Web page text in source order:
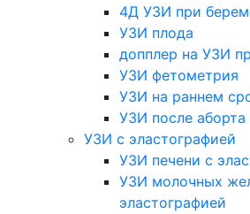
4Д УЗИ при
УЗИ плода
допплер на УЗИ
УЗИ фетометрия
УЗИ на раннем
УЗИ после аборта
УЗИ с эластографией
УЗИ печени с
УЗИ молочных
эластографией